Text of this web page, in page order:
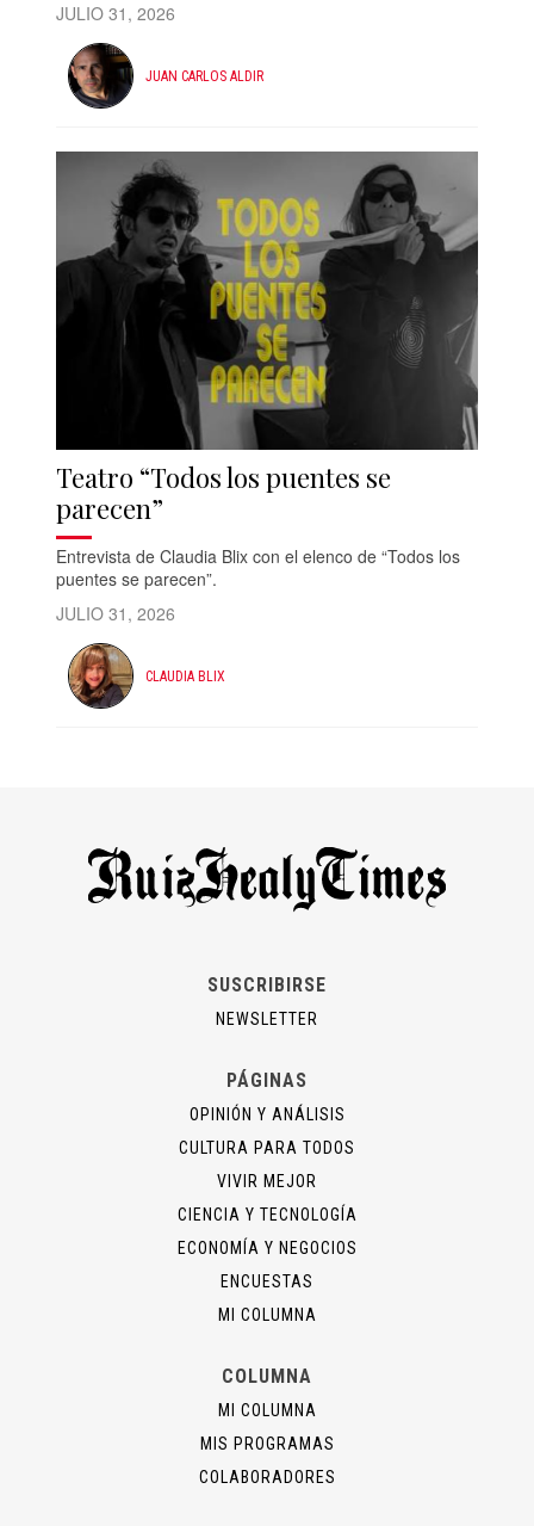
JULIO 31, 2026
JUAN CARLOS ALDIR
Teatro “Todos los puentes se
parecen”
Entrevista de Claudia Blix con el elenco de “Todos los
puentes se parecen”.
JULIO 31, 2026
CLAUDIA BLIX
SUSCRIBIRSE
NEWSLETTER
PÁGINAS
OPINIÓN Y ANÁLISIS
CULTURA PARA TODOS
VIVIR MEJOR
CIENCIA Y TECNOLOGÍA
ECONOMÍA Y NEGOCIOS
ENCUESTAS
MI COLUMNA
COLUMNA
MI COLUMNA
MIS PROGRAMAS
COLABORADORES